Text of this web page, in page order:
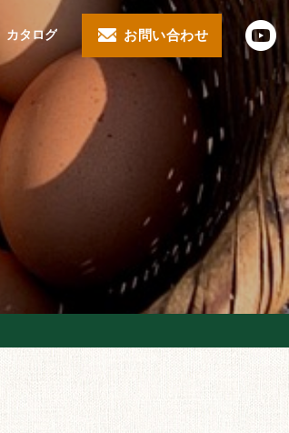
カタログ お問い合わせ